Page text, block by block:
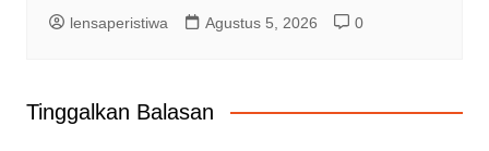
lensaperistiwa Agustus 5, 2026 0
Tinggalkan Balasan